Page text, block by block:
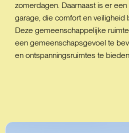
zomerdagen. Daarnaast is er
garage, die comfort en veiligheid
Deze gemeenschappelijke
een gemeenschapsgevoel te
en ontspanningsruimtes te